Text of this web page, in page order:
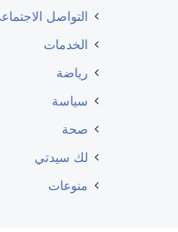
التواصل
الخدمات
رياضة
سياسة
صحة
لك سيدتي
منوعات